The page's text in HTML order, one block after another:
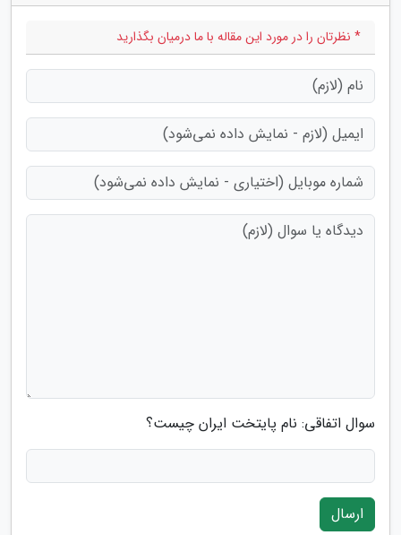
* نظرتان را در مورد این مقاله با ما درمیان بگذارید
سوال اتفاقی: نام پایتخت ایران چیست؟
ارسال